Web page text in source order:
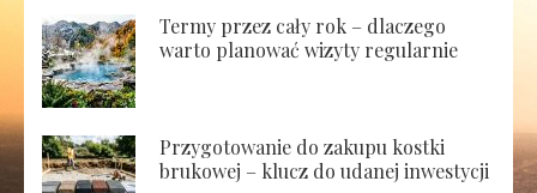
Termy przez cały rok – dlaczego
warto planować wizyty regularnie
Przygotowanie do zakupu kostki
brukowej – klucz do udanej inwestycji